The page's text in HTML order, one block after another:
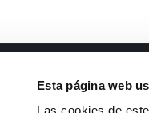
Esta página web